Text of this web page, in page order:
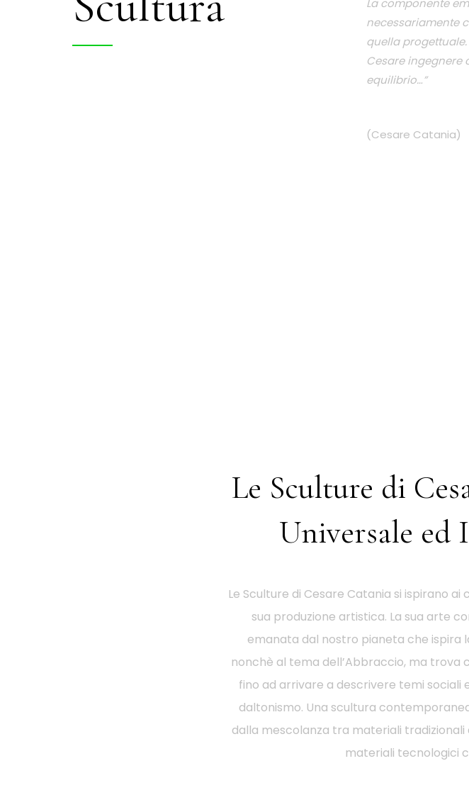
La componente
necessariamente
quella
Cesare ingegnere
equilibrio…”
(Cesare Catania)
Le Sculture di
Universale ed
Le Sculture di Cesare Catania si ispirano
sua produzione artistica. La sua arte
emanata dal nostro pianeta che ispira
nonchè al tema dell’Abbraccio, ma trova
fino ad arrivare a descrivere temi sociali
daltonismo. Una scultura
dalla mescolanza tra materiali
materiali tecnologici